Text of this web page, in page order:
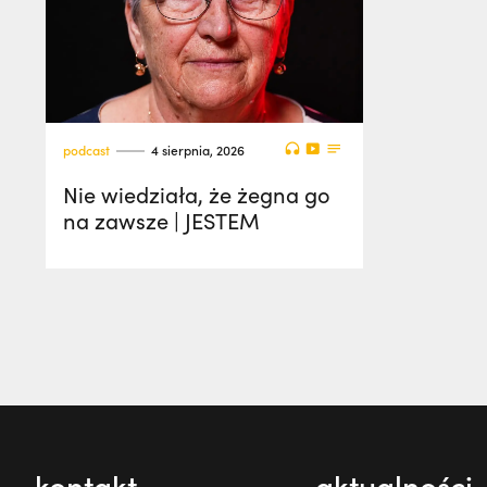
podcast 4 sierpnia, 2026
Nie wiedziała, że żegna go
na zawsze | JESTEM